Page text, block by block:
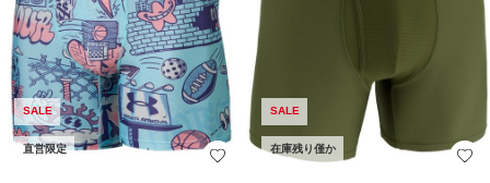
SALE
直営限定
SALE
在庫残り僅か